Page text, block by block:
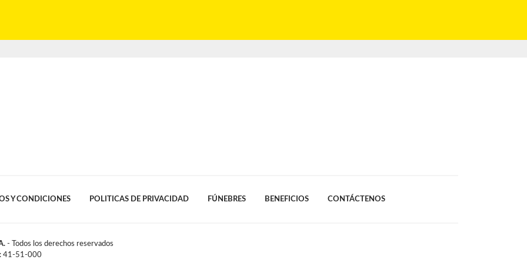
Y CONDICIONES POLITICAS DE PRIVACIDAD FÚNEBRES BENEFICIOS CONTÁCTENOS
- Todos los derechos reservados
41-51-000